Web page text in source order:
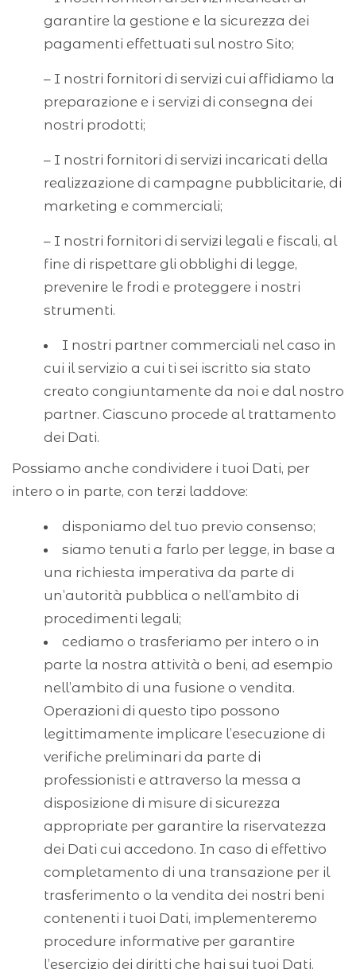
garantire la gestione e la sicurezza dei
pagamenti effettuati sul nostro Sito;
– I nostri fornitori di servizi cui affidiamo la
preparazione e i servizi di consegna dei
nostri prodotti;
– I nostri fornitori di servizi incaricati della
realizzazione di campagne pubblicitarie, di
marketing e commerciali;
– I nostri fornitori di servizi legali e fiscali, al
fine di rispettare gli obblighi di legge,
prevenire le frodi e proteggere i nostri
strumenti.
I nostri partner commerciali nel caso in
cui il servizio a cui ti sei iscritto sia stato
creato congiuntamente da noi e dal nostro
partner. Ciascuno procede al trattamento
dei Dati.
Possiamo anche condividere i tuoi Dati, per
intero o in parte, con terzi laddove:
disponiamo del tuo previo consenso;
siamo tenuti a farlo per legge, in base a
una richiesta imperativa da parte di
un’autorità pubblica o nell’ambito di
procedimenti legali;
cediamo o trasferiamo per intero o in
parte la nostra attività o beni, ad esempio
nell’ambito di una fusione o vendita.
Operazioni di questo tipo possono
legittimamente implicare l’esecuzione di
verifiche preliminari da parte di
professionisti e attraverso la messa a
disposizione di misure di sicurezza
appropriate per garantire la riservatezza
dei Dati cui accedono. In caso di effettivo
completamento di una transazione per il
trasferimento o la vendita dei nostri beni
contenenti i tuoi Dati, implementeremo
procedure informative per garantire
l’esercizio dei diritti che hai sui tuoi Dati.